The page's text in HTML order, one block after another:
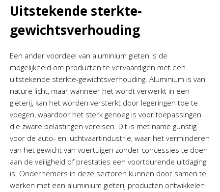
Uitstekende sterkte-
gewichtsverhouding
Een ander voordeel van aluminium gieten is de
mogelijkheid om producten te vervaardigen met een
uitstekende sterkte-gewichtsverhouding. Aluminium is van
nature licht, maar wanneer het wordt verwerkt in een
gieterij, kan het worden versterkt door legeringen toe te
voegen, waardoor het sterk genoeg is voor toepassingen
die zware belastingen vereisen. Dit is met name gunstig
voor de auto- en luchtvaartindustrie, waar het verminderen
van het gewicht van voertuigen zonder concessies te doen
aan de veiligheid of prestaties een voortdurende uitdaging
is. Ondernemers in deze sectoren kunnen door samen te
werken met een aluminium gieterij producten ontwikkelen